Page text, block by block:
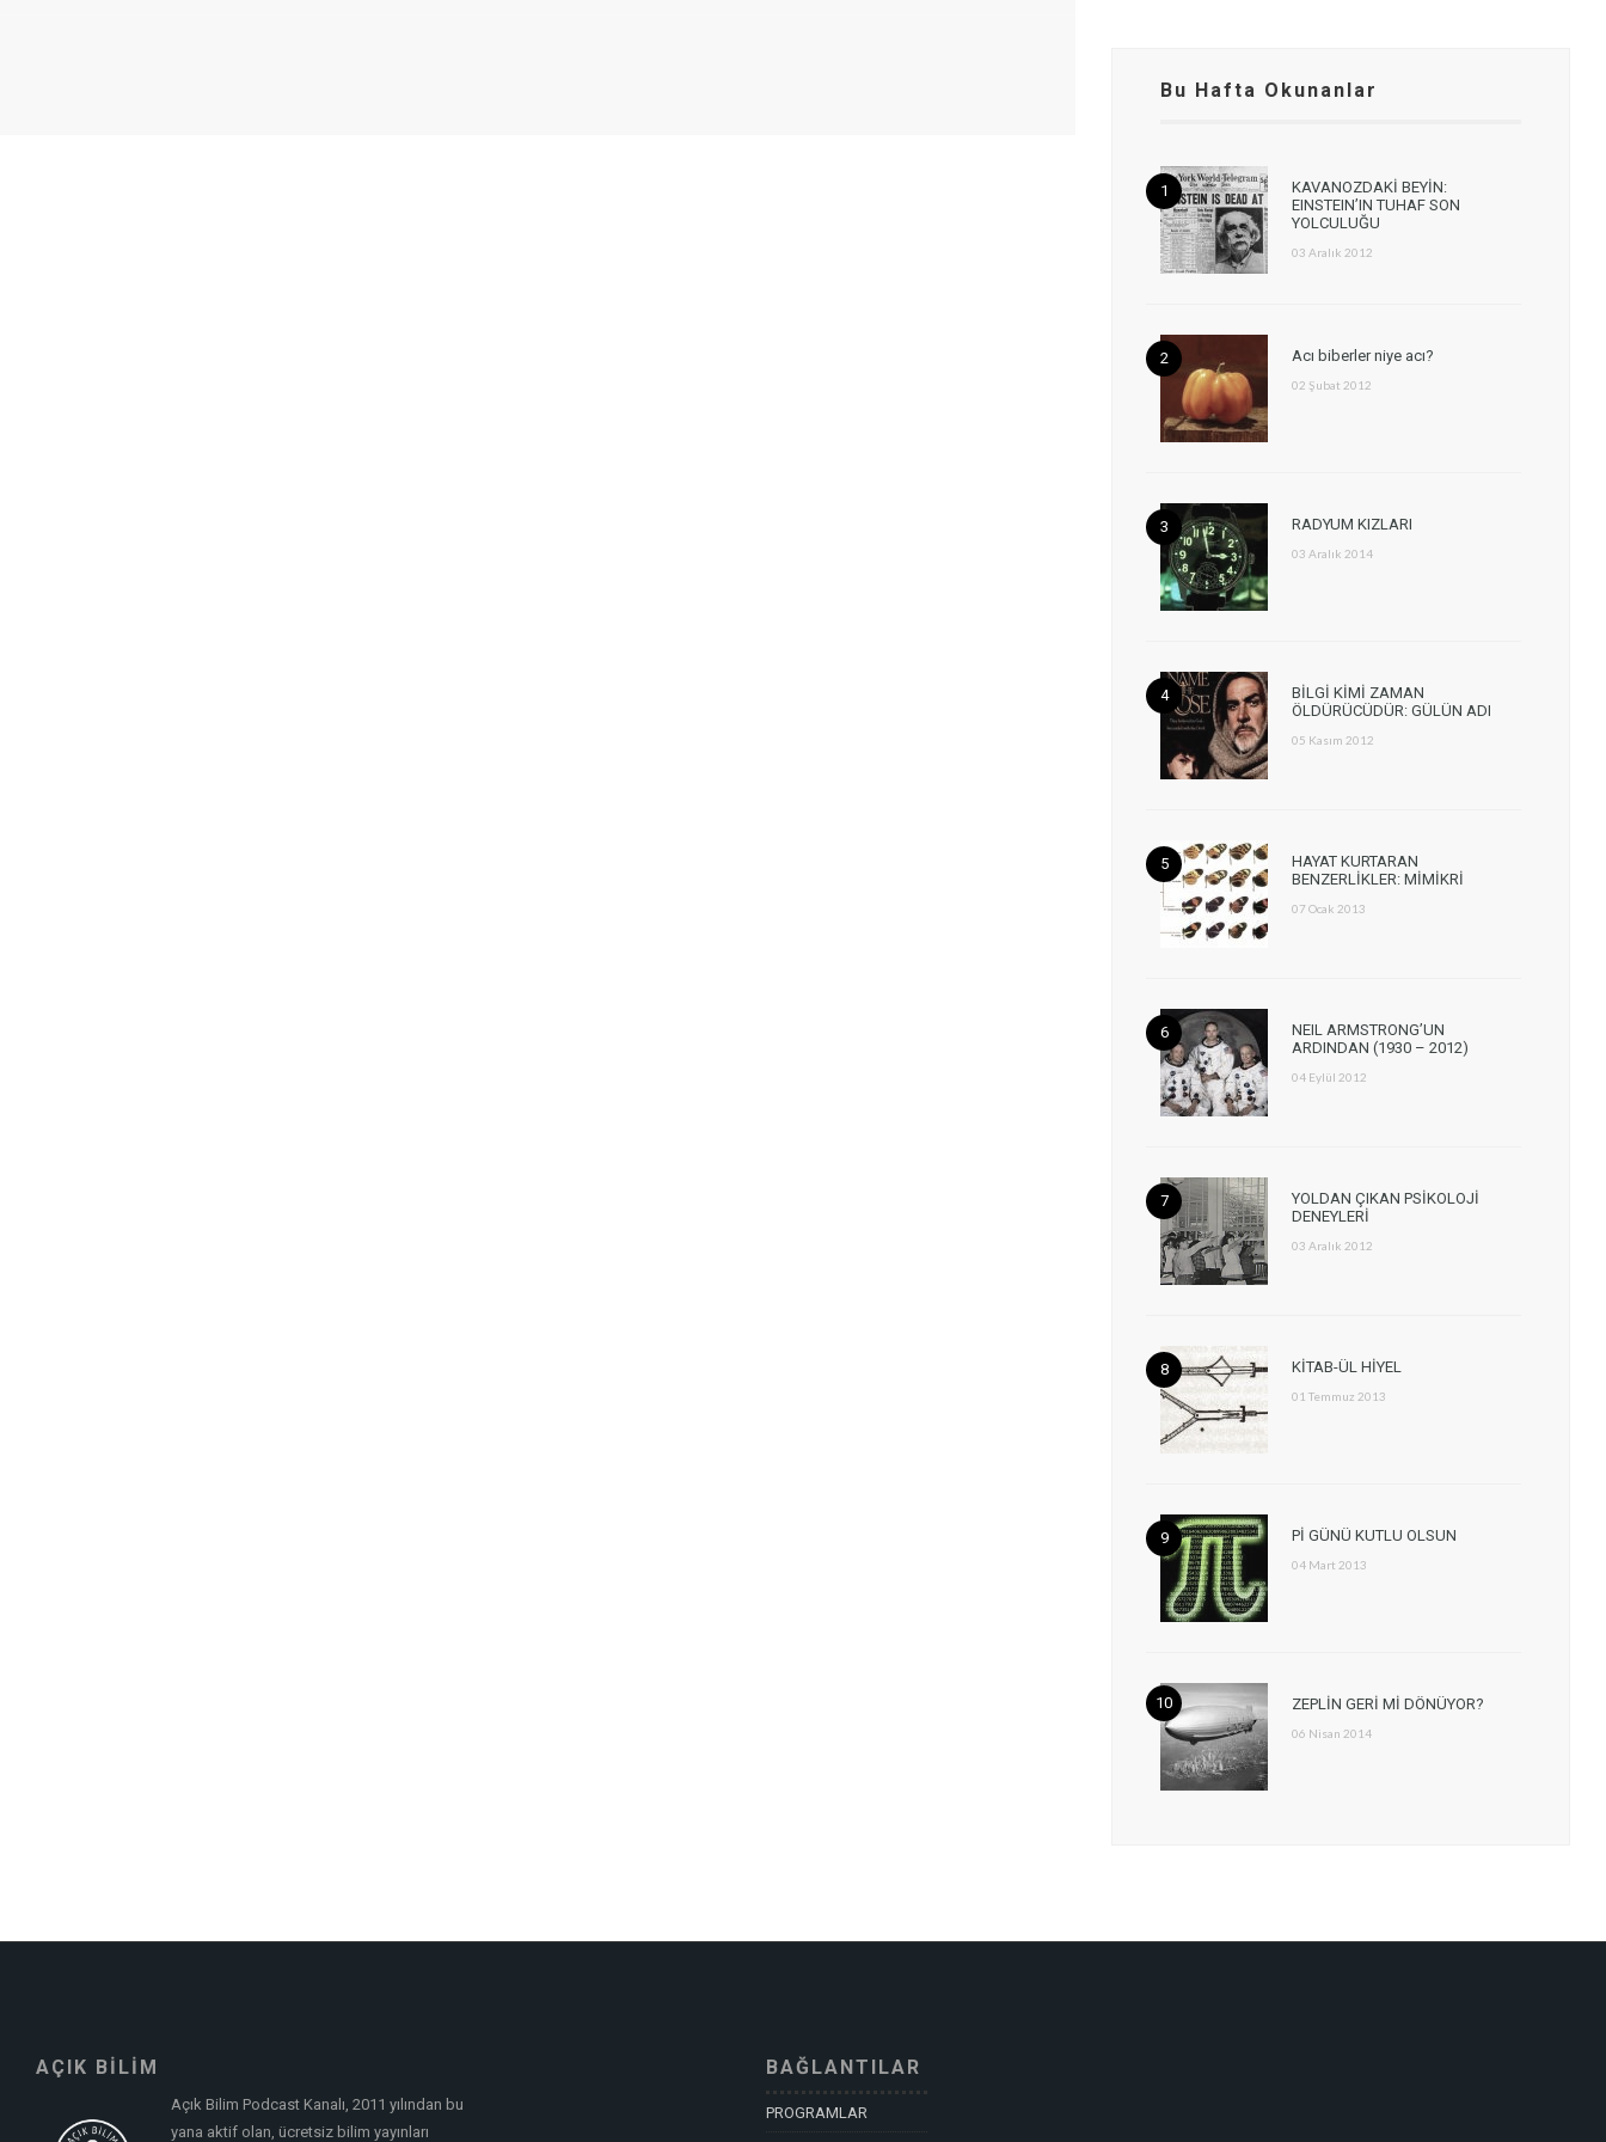
Bu Hafta Okunanlar
KAVANOZDAKİ BEYİN:
EINSTEIN’IN TUHAF SON
YOLCULUĞU
03 Aralık 2012
Acı biberler niye acı?
02 Şubat 2012
RADYUM KIZLARI
03 Aralık 2014
BİLGİ KİMİ ZAMAN
ÖLDÜRÜCÜDÜR: GÜLÜN ADI
05 Kasım 2012
HAYAT KURTARAN
BENZERLİKLER: MİMİKRİ
07 Ocak 2013
NEIL ARMSTRONG’UN
ARDINDAN (1930 – 2012)
04 Eylül 2012
YOLDAN ÇIKAN PSİKOLOJİ
DENEYLERİ
03 Aralık 2012
KİTAB-ÜL HİYEL
01 Temmuz 2013
Pİ GÜNÜ KUTLU OLSUN
04 Mart 2013
ZEPLİN GERİ Mİ DÖNÜYOR?
06 Nisan 2014
AÇIK BİLİM
Açık Bilim Podcast Kanalı, 2011 yılından bu
yana aktif olan, ücretsiz bilim yayınları
BAĞLANTILAR
PROGRAMLAR